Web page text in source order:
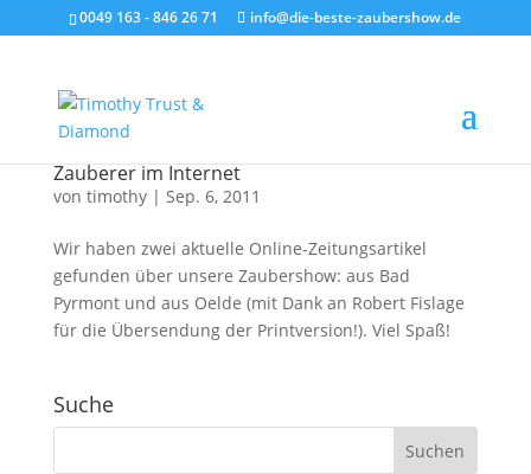
0049 163 - 846 26 71 info@die-beste-zaubershow.de
Zauberer im Internet
von timothy| Sep. 6, 2011
Wir haben zwei aktuelle Online-Zeitungsartikel
gefunden über unsere Zaubershow: aus Bad
Pyrmont und aus Oelde (mit Dank an Robert Fislage
für die Übersendung der Printversion!). Viel Spaß!
Suche